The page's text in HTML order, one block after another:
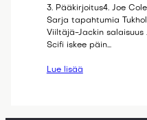
3. Pääkirjoitus4. Joe
Sarja tapahtumia
Viiltäjä-Jackin salaisuus
Scifi iskee päin…
Lue lisää